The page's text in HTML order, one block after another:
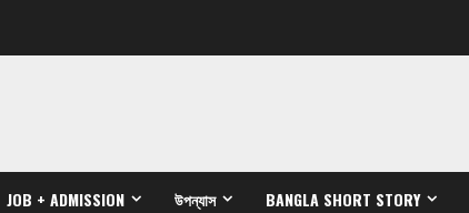
JOB + ADMISSION উপন্যাস BANGLA SHORT STORY